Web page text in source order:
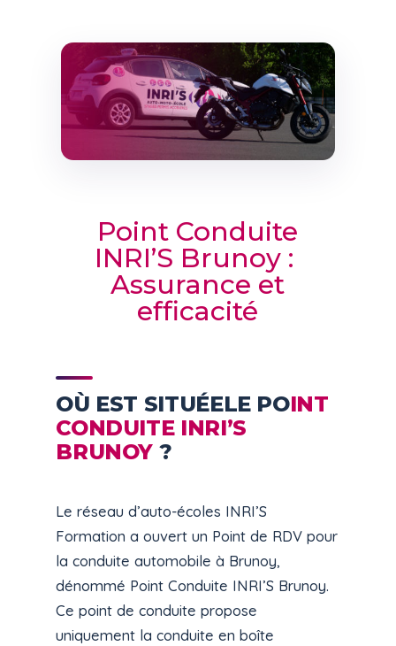
Point Conduite
INRI’S Brunoy :
Assurance et
efficacité
OÙ EST SITUÉELE POINT
CONDUITE INRI’S
BRUNOY ?
Le réseau d’auto-écoles INRI’S
Formation a ouvert un Point de RDV pour
la conduite automobile à Brunoy,
dénommé Point Conduite INRI’S Brunoy.
Ce point de conduite propose
uniquement la conduite en boîte